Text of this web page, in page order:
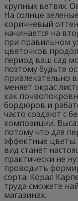
крупных ветвях.
На солнце
коричневый
начинается на
при правильном
цветочков
период ваш сад
поэтому будьте
привлекательно
меняет окрас
как
бордюров и
часто создают с
композиции.
потому что для
эффектные
вид станет
практически не
проводить
сорта: Корал
труда сможете
магазинах.